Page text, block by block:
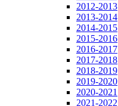
2012-2013
2013-2014
2014-2015
2015-2016
2016-2017
2017-2018
2018-2019
2019-2020
2020-2021
2021-2022